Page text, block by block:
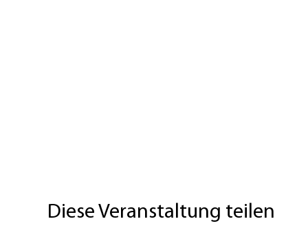
Diese Veranstaltung teilen